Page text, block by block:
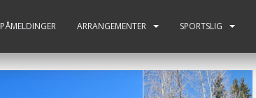
PÅMELDINGER ARRANGEMENTER SPORTSLIG